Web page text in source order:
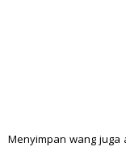
Menyimpan wang